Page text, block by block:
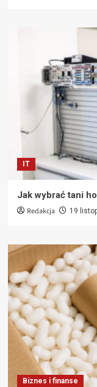
IT
Jak wybrać tani
Redakcja 19
Biznes i finanse